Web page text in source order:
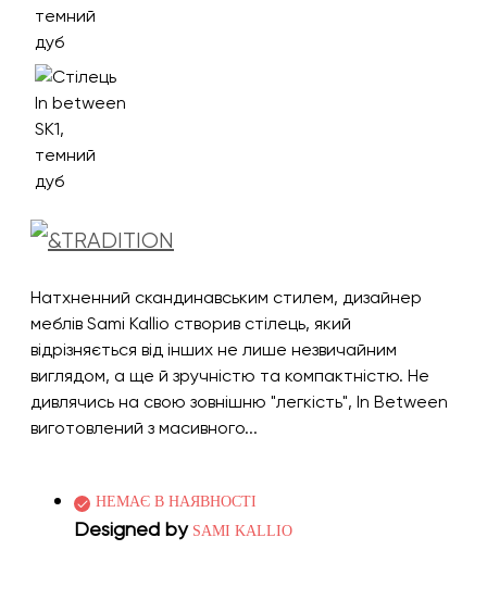
Натхненний скандинавським стилем, дизайнер
меблів Sami Kallio створив стілець, який
відрізняється від інших не лише незвичайним
виглядом, а ще й зручністю та компактністю. Не
дивлячись на свою зовнішню "легкість", In Between
виготовлений з масивного...
НЕМАЄ В НАЯВНОСТІ
Designed by SAMI KALLIO